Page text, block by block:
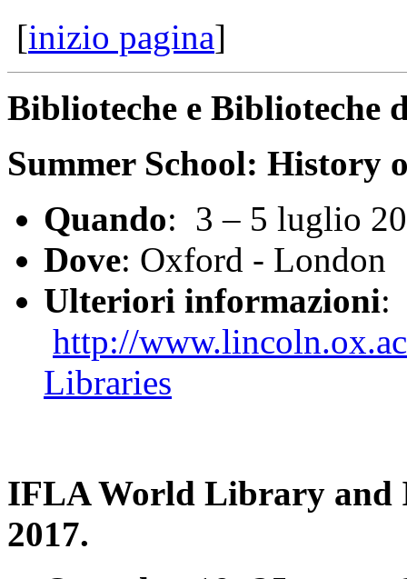
[inizio pagina]
Biblioteche e Biblioteche
Summer School: History
Quando: 3 – 5 luglio
Dove: Oxford - London
Ulteriori informazioni:
http://
Libraries
IFLA World Library and
2017.